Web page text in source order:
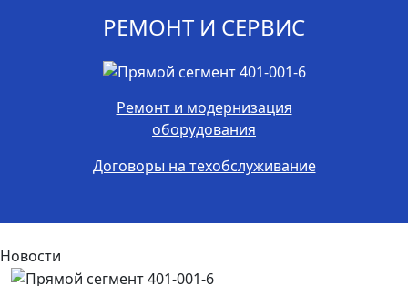
РЕМОНТ И СЕРВИС
Ремонт и модернизация
оборудования
Договоры на техобслуживание
Новости